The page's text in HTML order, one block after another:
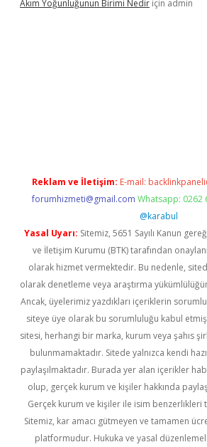
Akım Yoğunluğunun Birimi Nedir için admin
Reklam ve İletişim: E-mail:
forumhizmeti@gmail.com Whatsapp: 0262
@karabul
Yasal Uyarı: Sitemiz, 5651 Sayılı Kanun
ve İletişim Kurumu (BTK) tarafından
olarak hizmet vermektedir. Bu nedenle,
olarak denetleme veya araştırma
Ancak, üyelerimiz yazdıkları içeriklerin
siteye üye olarak bu sorumluluğu kabul etmiş
sitesi, herhangi bir marka, kurum veya şahıs
bulunmamaktadır. Sitede yalnızca kendi
paylaşılmaktadır. Burada yer alan içerikler
olup, gerçek kurum ve kişiler hakkında
Gerçek kurum ve kişiler ile isim
Sitemiz, kar amacı gütmeyen ve tamamen
platformudur. Hukuka ve yasal